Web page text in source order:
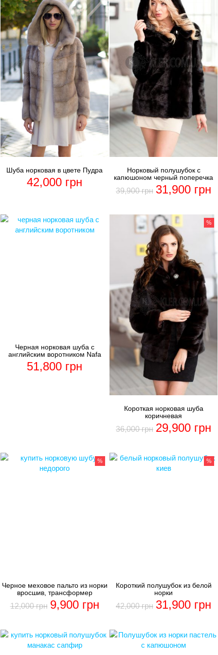
Норковый полушубок с
капюшоном черный поперечка
39,900грн 31,900 грн
Шуба норковая в цвете Пудра
42,000 грн
%
Короткая норковая шуба
коричневая
36,000грн 29,900 грн
Черная норковая шуба с
английским воротником Nafa
51,800 грн
%
Короткий полушубок из белой
норки
42,000грн 31,900 грн
%
Черное меховое пальто из норки
вросшив, трансформер
12,000грн 9,900 грн